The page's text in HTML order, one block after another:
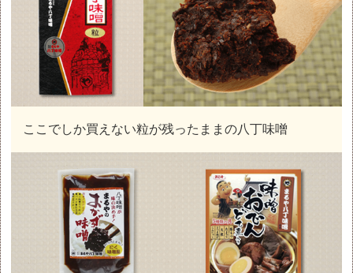
ここでしか買えない粒が残ったままの八丁味噌